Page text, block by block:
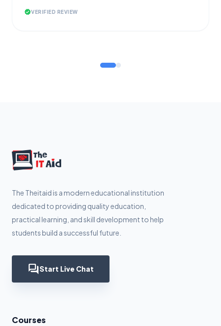
verifiedVERIFIED REVIEW
The Theitaid is a modern educational institution
dedicated to providing quality education,
practical learning, and skill development to help
students build a successful future.
forumStart Live Chat
Courses